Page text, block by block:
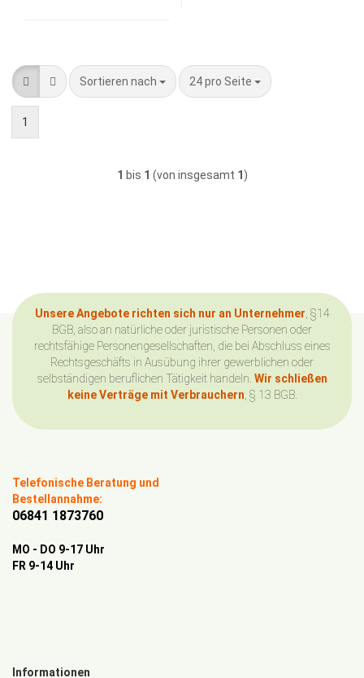
Sortieren nach
Sortieren nach 24 pro Seite
pro Seite
1
1 bis 1 (von insgesamt 1 )
Unsere Angebote richten sich nur an Unternehmer , §14
BGB, also an natürliche oder juristische Personen oder
rechtsfähige Personengesellschaften, die bei Abschluss eines
Rechtsgeschäfts in Ausübung ihrer gewerblichen oder
selbständigen beruflichen Tätigkeit handeln. Wir schließen
keine Verträge mit Verbrauchern , § 13 BGB.
Telefonische Beratung und
Bestellannahme:
06841 1873760
MO - DO 9-17 Uhr
FR 9-14 Uhr
Informationen